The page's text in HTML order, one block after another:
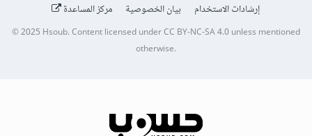
إرشادات الاستخدام
بيان الخصوصية مركز المساعدة
© 2025Hsoub.Content licensed underCC BY-NC-SA 4.0unless mentioned
otherwise.